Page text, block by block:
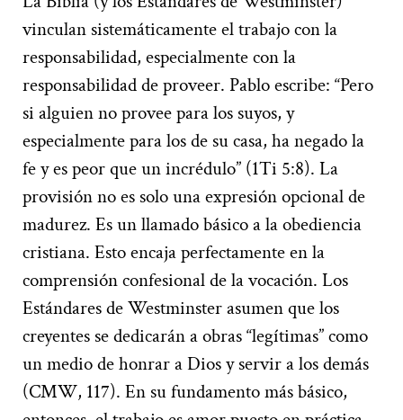
vinculan sistemáticamente el trabajo con la
responsabilidad, especialmente con la
responsabilidad de proveer. Pablo escribe: “Pero
si alguien no provee para los suyos, y
especialmente para los de su casa, ha negado la
fe y es peor que un incrédulo” (1Ti 5:8). La
provisión no es solo una expresión opcional de
madurez. Es un llamado básico a la obediencia
cristiana. Esto encaja perfectamente en la
comprensión confesional de la vocación. Los
Estándares de Westminster asumen que los
creyentes se dedicarán a obras “legítimas” como
un medio de honrar a Dios y servir a los demás
(CMW, 117). En su fundamento más básico,